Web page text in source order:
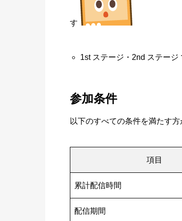
す
1st ステージ・2nd ステージ
参加条件
以下のすべての条件を満たす方
項目
累計配信時間
配信期間